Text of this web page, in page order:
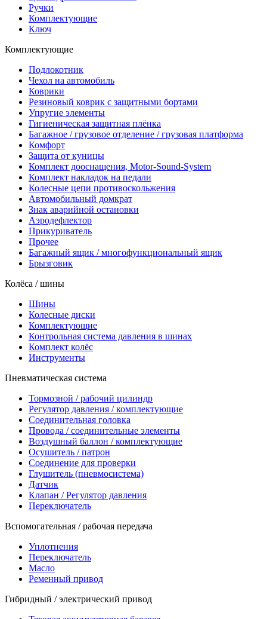
Ручки
Комплектующие
Ключ
Комплектующие
Подлокотник
Чехол на автомобиль
Коврики
Резиновый коврик с защитными бортами
Упругие элементы
Гигиеническая защитная плёнка
Багажное / грузовое отделение / грузовая платформа
Комфорт
Защита от куницы
Комплект дооснащения, Motor-Sound-System
Комплект накладок на педали
Колесные цепи противоскольжения
Автомобильный домкрат
Знак аварийной остановки
Аэродефлектор
Прикуриватель
Прочее
Багажный ящик / многофункциональный ящик
Брызговик
Колёса / шины
Шины
Колесные диски
Комплектующие
Контрольная система давления в шинах
Комплект колёс
Инструменты
Пневматическая система
Тормозной / рабочий цилиндр
Регулятор давления / комплектующие
Соединительная головка
Провода / соединительные элементы
Воздушный баллон / комплектующие
Осушитель / патрон
Соединение для проверки
Глушитель (пневмосистема)
Датчик
Клапан / Регулятор давления
Переключатель
Вспомогательная / рабочая передача
Уплотнения
Переключатель
Масло
Ременный привод
Гибридный / электрический привод